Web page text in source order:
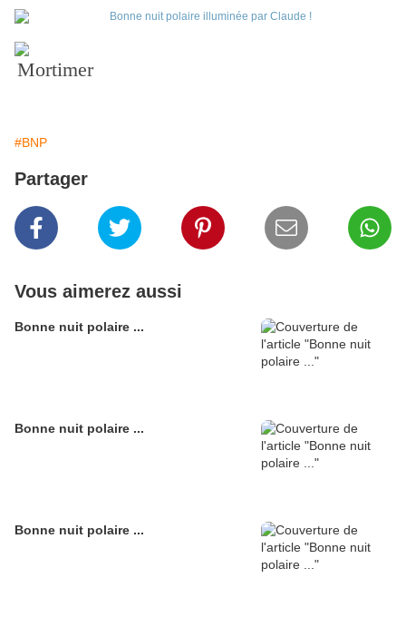
Mortimer
#BNP
Partager
Vous aimerez aussi
Bonne nuit polaire ...
Bonne nuit polaire ...
Bonne nuit polaire ...